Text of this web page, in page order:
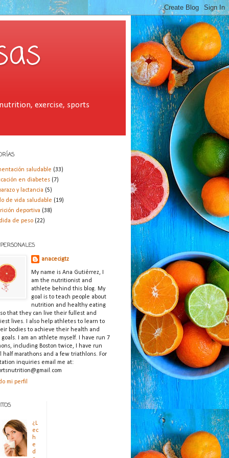
exercise, sports
saludable (33)
en diabetes (7)
y lactancia (5)
de vida saludable (19)
deportiva (38)
de peso (22)
anacecigtz
My name is Ana Gutiérrez, I
am the nutritionist and
athlete behind this blog. My
goal is to teach people about
nutrition and healthy eating
that they can live their fullest and
lives. I also help athletes to learn to
bodies to achieve their health and
I am an athlete myself. I have run 7
including Boston twice, I have run
half marathons and a few triathlons. For
inquiries email me at:
mi perfil
¿L
ec
h
e
d